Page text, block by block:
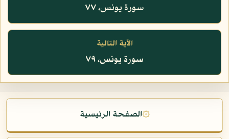
سورة يونس، ٧٧
الآية التالية
سورة يونس، ٧٩
۞الصفحة الرئيسية